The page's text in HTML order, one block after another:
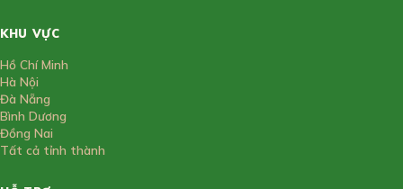
KHU VỰC
Hồ Chí Minh
Hà Nội
Đà Nẵng
Bình Dương
Đồng Nai
Tất cả tỉnh thành